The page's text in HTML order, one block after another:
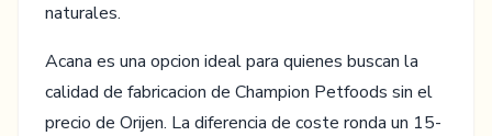
naturales.
Acana es una opcion ideal para quienes buscan la
calidad de fabricacion de Champion Petfoods sin el
precio de Orijen. La diferencia de coste ronda un 15-